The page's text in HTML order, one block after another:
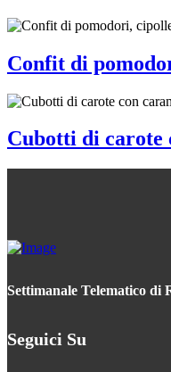
Confit di
Cubotti di carote
Settimanale Telematico di
Seguici Su